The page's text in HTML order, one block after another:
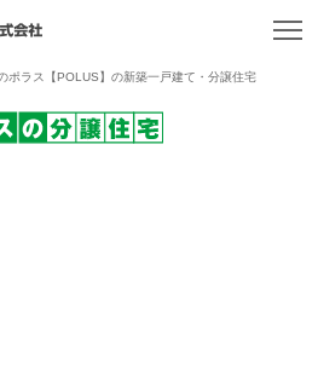
ポラス【POLUS】の新築一戸建て・分譲住宅